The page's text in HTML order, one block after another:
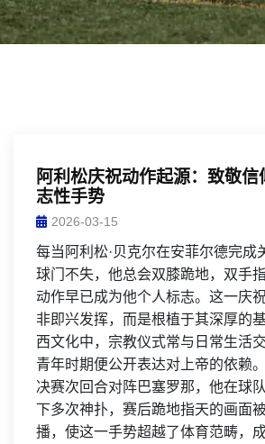
阿利松庆祝动作起源：致敬信
志性手势
2026-03-15
每当阿利松·贝克尔在安菲尔德完成
球门不失，他总会双膝跪地，双
动作早已成为他个人标志。这一庆祝
非即兴发挥，而是根植于其深厚的
西文化中，宗教仪式常与日常生活
青年时期便公开表达对上帝的依赖
决赛次回合对阵巴塞罗那，他在球
下多次神扑，赛后跪地指天的画面
播，使这一手势超越了体育范畴，